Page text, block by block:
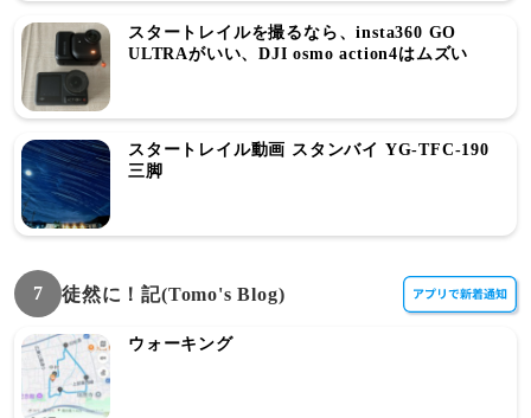
スタートレイルを撮るなら、insta360 GO
ULTRAがいい、DJI osmo action4はムズい
スタートレイル動画 スタンバイ YG-TFC-190
三脚
7 徒然に！記(Tomo's Blog)
ウォーキング